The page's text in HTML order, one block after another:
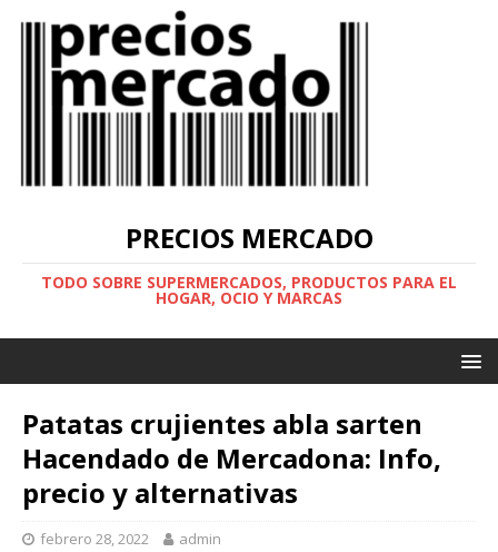
PRECIOS MERCADO
TODO SOBRE SUPERMERCADOS, PRODUCTOS PARA EL
HOGAR, OCIO Y MARCAS
Patatas crujientes abla sarten
Hacendado de Mercadona: Info,
precio y alternativas
febrero 28, 2022 admin